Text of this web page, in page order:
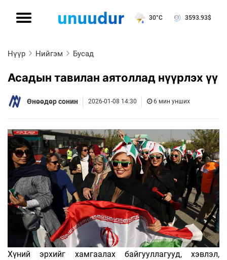
30°C 3593.93$
Нүүр Нийгэм Бусад
Асадын тавилан аятоллад нүүрлэх үү
Өнөөдөр сонин 2026-01-08 14:30 6 мин унших
Хүний эрхийг хамгаалах байгууллагууд, хэвлэл,